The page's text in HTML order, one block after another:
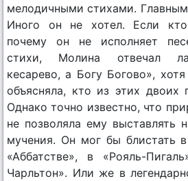
мелодичными стихами.
Иного он не хотел. Если
почему он не исполняет
стихи, Молина отвечал
кесарево, а Богу Богово»,
объясняла, кто из этих двоих
Однако точно известно, что
не позволяла ему выставлять
мучения. Он мог бы блистать
«Аббатстве», в «Рояль-
Чарльтон». Или же в